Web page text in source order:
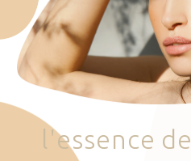
Plan d’accès
Prendre RDV
'essence de